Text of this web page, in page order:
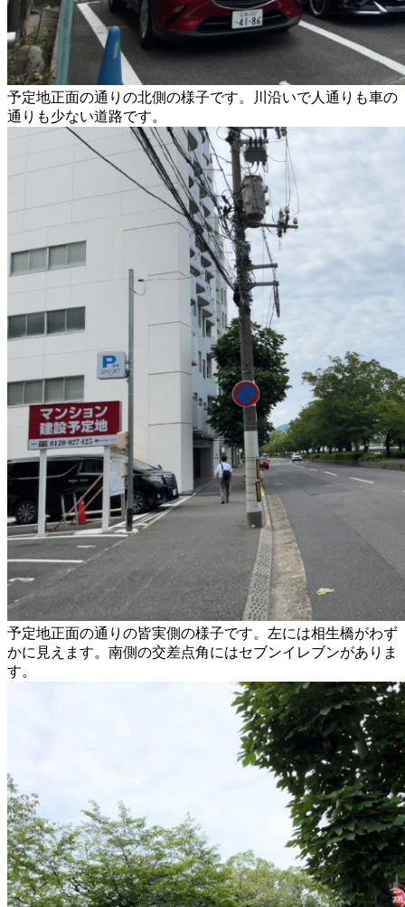
予定地正面の通りの北側の様子です。川沿いで人通りも車の
通りも少ない道路です。
予定地正面の通りの皆実側の様子です。左には相生橋がわず
かに見えます。南側の交差点角にはセブンイレブンがありま
す。